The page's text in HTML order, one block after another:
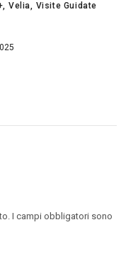
Velia Visite Guidate
I campi obbligatori sono